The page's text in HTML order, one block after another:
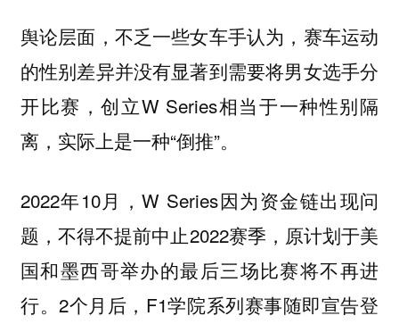
舆论层面，不乏一些女车手认为，赛车运动
的性别差异并没有显著到需要将男女选手分
开比赛，创立W Series相当于一种性别隔
离，实际上是一种“倒推”。
2022年10月，W Series因为资金链出现问
题，不得不提前中止2022赛季，原计划于美
国和墨西哥举办的最后三场比赛将不再进
行。2个月后，F1学院系列赛事随即宣告登